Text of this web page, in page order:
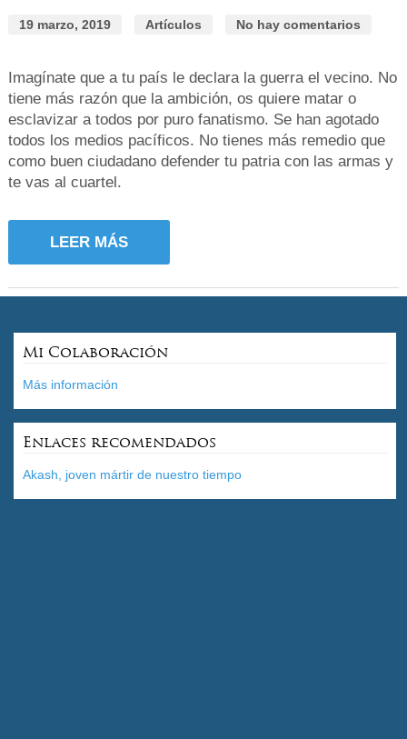
19 marzo, 2019 Artículos No hay comentarios
Imagínate que a tu país le declara la guerra el vecino. No
tiene más razón que la ambición, os quiere matar o
esclavizar a todos por puro fanatismo. Se han agotado
todos los medios pacíficos. No tienes más remedio que
como buen ciudadano defender tu patria con las armas y
te vas al cuartel.
LEER MÁS
Mi Colaboración
Más información
Enlaces recomendados
Akash, joven mártir de nuestro tiempo